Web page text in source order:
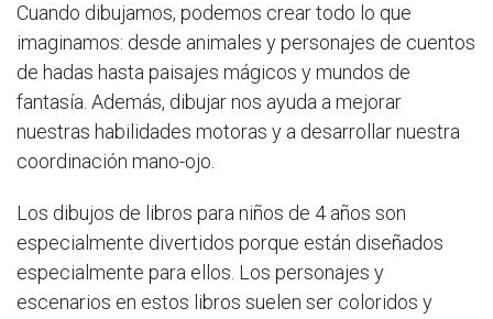
Cuando dibujamos, podemos crear todo lo que
imaginamos: desde animales y personajes de cuentos
de hadas hasta paisajes mágicos y mundos de
fantasía. Además, dibujar nos ayuda a mejorar
nuestras habilidades motoras y a desarrollar nuestra
coordinación mano-ojo.
Los dibujos de libros para niños de 4 años son
especialmente divertidos porque están diseñados
especialmente para ellos. Los personajes y
escenarios en estos libros suelen ser coloridos y